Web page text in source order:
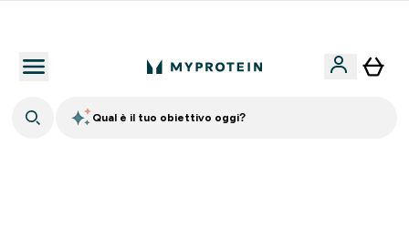
Qual è il tuo obiettivo oggi?